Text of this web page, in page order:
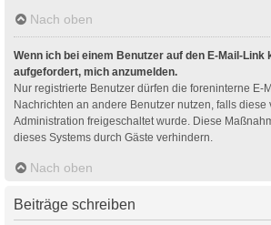
Nach oben
Wenn ich bei einem Benutzer auf den E-Mail-Link
aufgefordert, mich anzumelden.
Nur registrierte Benutzer dürfen die foreninterne E-
Nachrichten an andere Benutzer nutzen, falls diese
Administration freigeschaltet wurde. Diese
dieses Systems durch Gäste verhindern.
Nach oben
Beiträge schreiben